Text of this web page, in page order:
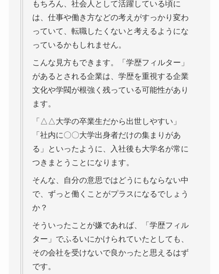
もちろん、社会人として活躍している頃に
は、仕事や働き方などの考えがすっかり変わ
っていて、転職したくないと考えるようにな
っているかもしれません。
こんな見方もできます。「学歴フィルター」
があるとされる企業は、学歴を重視する企業
文化や学閥が根強く残っている可能性があり
ます。
「△△大学の卒業生だから出世しやすい」
「社内に〇〇大学出身者だけの集まりがあ
る」といったように、入社後も大学名が常に
つきまとうことになります。
そんな、自分の意思ではどうにもならない中
で、ずっと働くことがプラスになるでしょう
か？
そういったことが嫌であれば、「学歴フィル
ター」でふるいにかけられていたとしても、
その会社を受けないで良かったと思えるはず
です。